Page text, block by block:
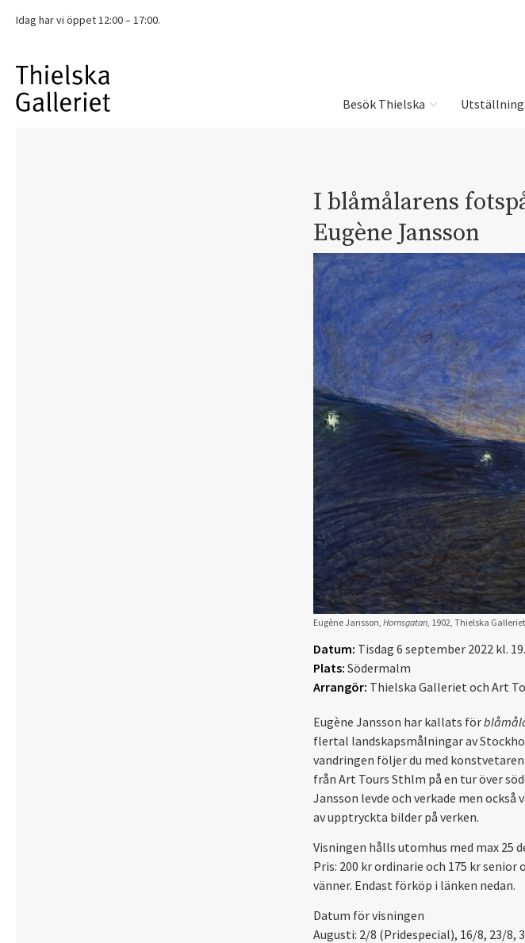
Idag har vi öppet 12:00 – 17:00.
Besök Thielska
I blåmålarens
Eugène Jansson
Eugène Jansson, Hornsgatan, 1902, Thielska Galleriet
Datum: Tisdag 6 september 2022 kl.
Plats: Södermalm
Arrangör: Thielska Galleriet och Art
Eugène Jansson har kallats för
flertal landskapsmålningar av
vandringen följer du med
från Art Tours Sthlm på en tur över
Jansson levde och verkade men
av upptryckta bilder på verken.
Visningen hålls utomhus med max 25
Pris: 200 kr ordinarie och 175 kr
vänner. Endast förköp i länken nedan.
Datum för visningen
Augusti: 2/8 (Pridespecial), 16/8, 23/8,